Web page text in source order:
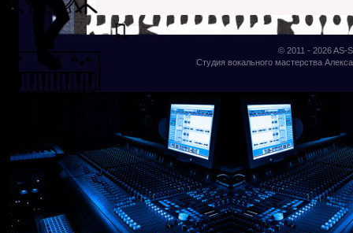
© 2011 - 2026AS-
Студия вокального мастерства